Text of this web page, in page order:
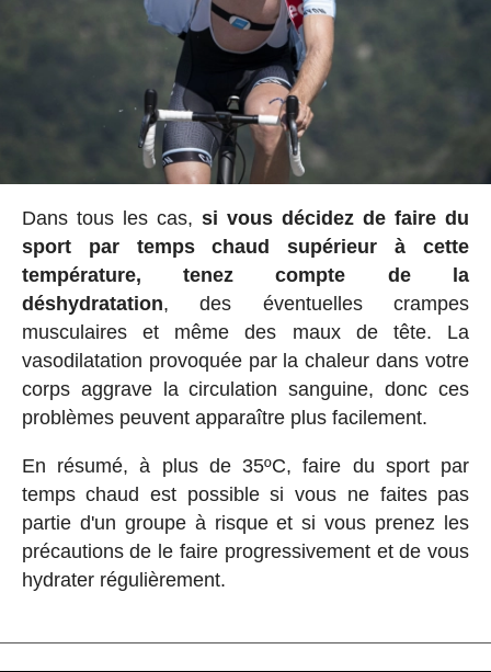
Dans tous les cas, si vous décidez de faire du
sport par temps chaud supérieur à cette
température, tenez compte de la
déshydratation, des éventuelles crampes
musculaires et même des maux de tête. La
vasodilatation provoquée par la chaleur dans votre
corps aggrave la circulation sanguine, donc ces
problèmes peuvent apparaître plus facilement.
En résumé, à plus de 35ºC, faire du sport par
temps chaud est possible si vous ne faites pas
partie d'un groupe à risque et si vous prenez les
précautions de le faire progressivement et de vous
hydrater régulièrement.